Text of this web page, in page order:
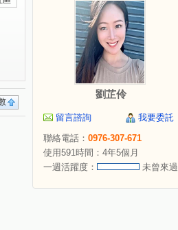
劉芷伶
留言諮詢
我要委託
聯絡電話： 0976-307-671
使用591時間：4年5個月
一週活躍度：
未曾來過